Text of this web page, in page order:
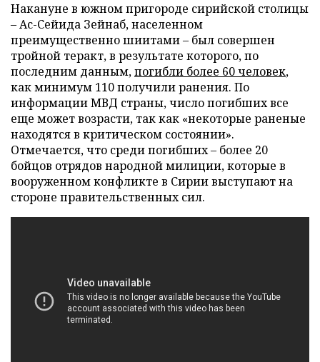
Накануне в южном пригороде сирийской столицы
– Ас-Сейида Зейнаб, населенном
преимущественно шиитами – был совершен
тройной теракт, в результате которого, по
последним данным,погибли более 60 человек,
как минимум 110 получили ранения. По
информации МВД страны, число погибших все
еще может возрасти, так как «некоторые раненые
находятся в критическом состоянии».
Отмечается, что среди погибших – более 20
бойцов отрядов народной милиции, которые в
вооруженном конфликте в Сирии выступают на
стороне правительственных сил.